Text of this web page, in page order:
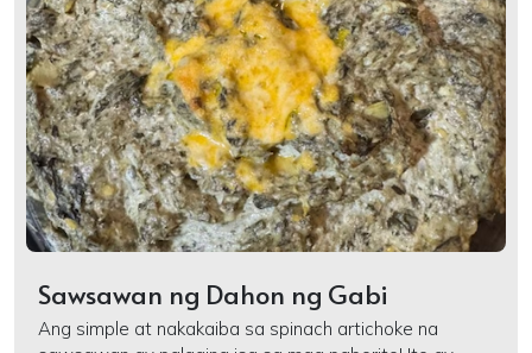
Sawsawan ng Dahon ng Gabi
Ang simple at nakakaiba sa spinach artichoke na